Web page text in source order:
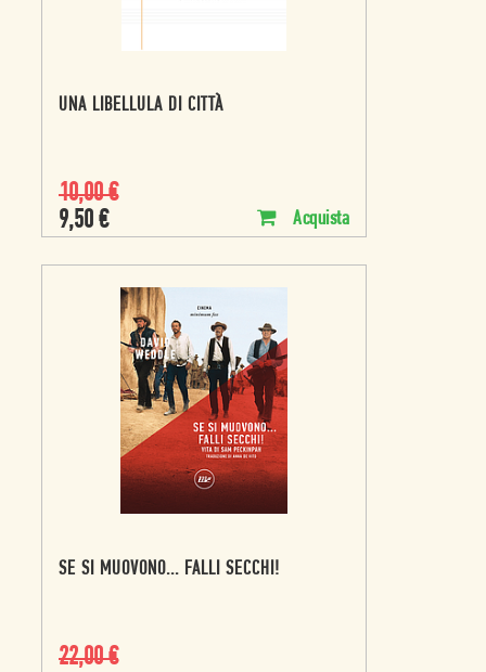
UNA LIBELLULA DI CITTÀ
10,00€
9,50 € Acquista
SE SI MUOVONO... FALLI SECCHI!
22,00€